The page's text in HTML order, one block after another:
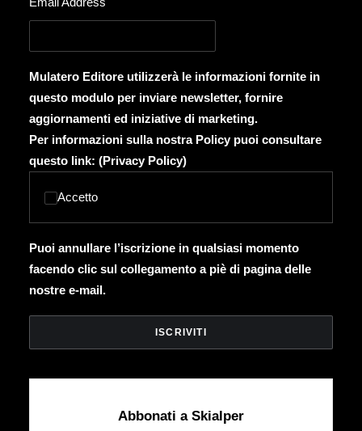
Mulatero Editore utilizzerà le informazioni fornite in
questo modulo per inviare newsletter, fornire
aggiornamenti ed iniziative di marketing.
Per informazioni sulla nostra Policy puoi consultare
questo link: (Privacy Policy)
Accetto
Puoi annullare l’iscrizione in qualsiasi momento
facendo clic sul collegamento a piè di pagina delle
nostre e-mail.
Abbonati a Skialper